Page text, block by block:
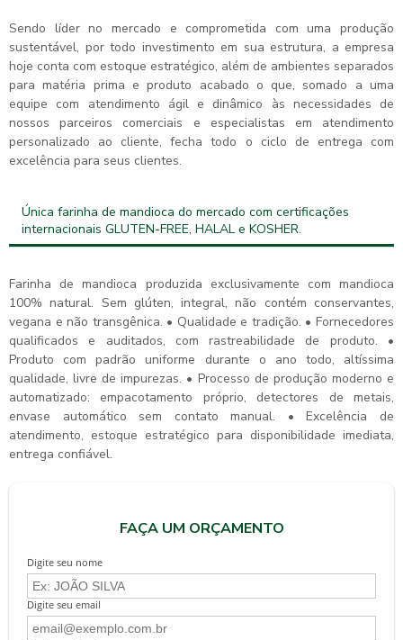
Sendo líder no mercado e comprometida com uma produção
sustentável, por todo investimento em sua estrutura, a empresa
hoje conta com estoque estratégico, além de ambientes separados
para matéria prima e produto acabado o que, somado a uma
equipe com atendimento ágil e dinâmico às necessidades de
nossos parceiros comerciais e especialistas em atendimento
personalizado ao cliente, fecha todo o ciclo de entrega com
excelência para seus clientes.
Única farinha de mandioca do mercado com certificações
internacionais GLUTEN-FREE, HALAL e KOSHER.
Farinha de mandioca produzida exclusivamente com mandioca
100% natural. Sem glúten, integral, não contém conservantes,
vegana e não transgênica. • Qualidade e tradição. • Fornecedores
qualificados e auditados, com rastreabilidade de produto. •
Produto com padrão uniforme durante o ano todo, altíssima
qualidade, livre de impurezas. • Processo de produção moderno e
automatizado: empacotamento próprio, detectores de metais,
envase automático sem contato manual. • Excelência de
atendimento, estoque estratégico para disponibilidade imediata,
entrega confiável.
FAÇA UM ORÇAMENTO
Digite seu nome
Digite seu email